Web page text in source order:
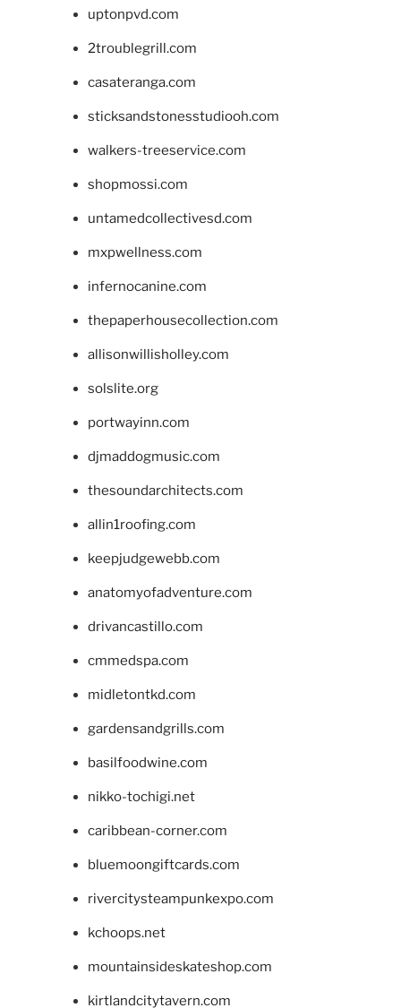
uptonpvd.com
2troublegrill.com
casateranga.com
sticksandstonesstudiooh.com
walkers-treeservice.com
shopmossi.com
untamedcollectivesd.com
mxpwellness.com
infernocanine.com
thepaperhousecollection.com
allisonwillisholley.com
solslite.org
portwayinn.com
djmaddogmusic.com
thesoundarchitects.com
allin1roofing.com
keepjudgewebb.com
anatomyofadventure.com
drivancastillo.com
cmmedspa.com
midletontkd.com
gardensandgrills.com
basilfoodwine.com
nikko-tochigi.net
caribbean-corner.com
bluemoongiftcards.com
rivercitysteampunkexpo.com
kchoops.net
mountainsideskateshop.com
kirtlandcitytavern.com